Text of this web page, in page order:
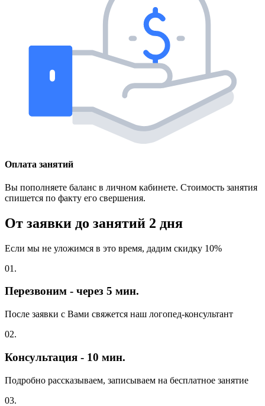
Оплата занятий
Вы пополняете баланс в личном кабинете. Стоимость занятия
спишется по факту его свершения.
От заявки до занятий 2 дня
Если мы не уложимся в это время, дадим скидку 10%
01.
Перезвоним - через 5 мин.
После заявки с Вами свяжется наш логопед-консультант
02.
Консультация - 10 мин.
Подробно рассказываем, записываем на бесплатное занятие
03.